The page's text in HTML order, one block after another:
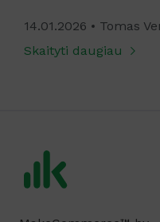
14.01.2026
Tomas
Skaityti daugiau